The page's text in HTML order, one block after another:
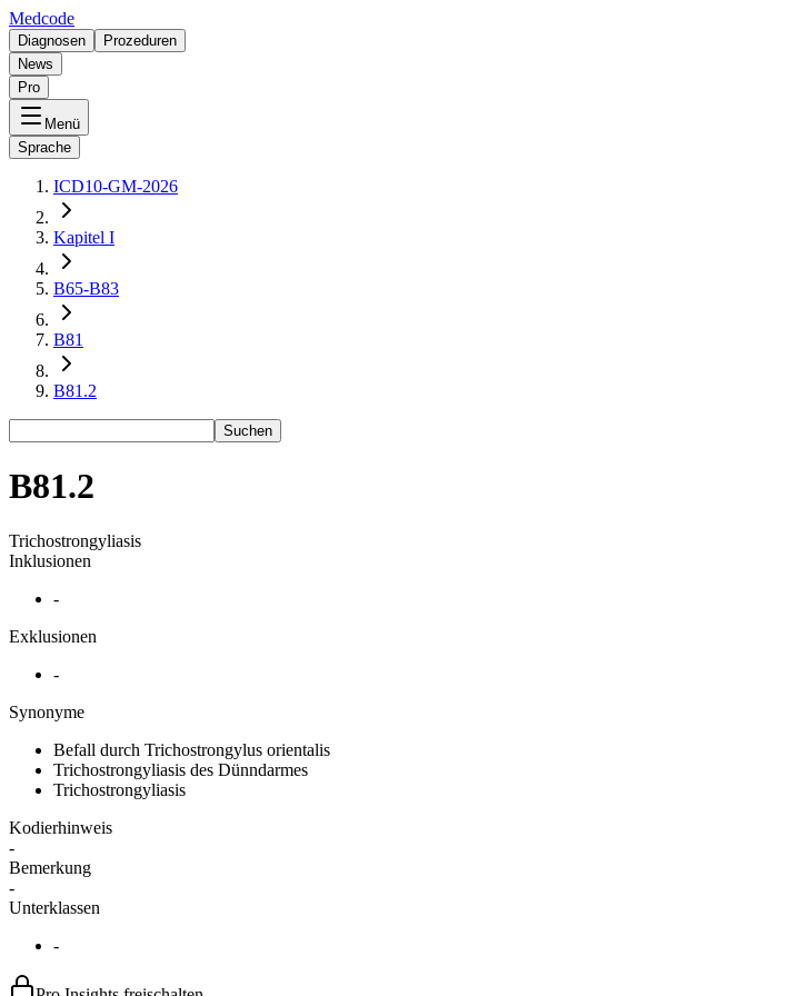
Medcode
Diagnosen
Prozeduren
News
Pro
Menü
Sprache
ICD10-GM-2026
Kapitel I
B65-B83
B81
B81.2
Suchen
B81.2
Trichostrongyliasis
Inklusionen
-
Exklusionen
-
Synonyme
Befall durch Trichostrongylus orientalis
Trichostrongyliasis des Dünndarmes
Trichostrongyliasis
Kodierhinweis
-
Bemerkung
-
Unterklassen
-